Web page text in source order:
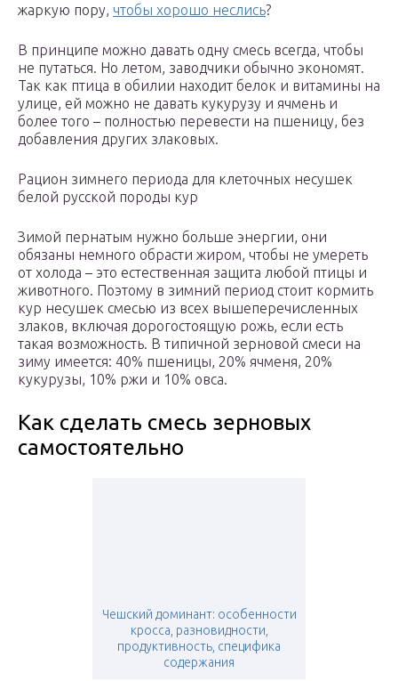
жаркую пору, чтобы хорошо неслись?
В принципе можно давать одну смесь всегда, чтобы
не путаться. Но летом, заводчики обычно экономят.
Так как птица в обилии находит белок и витамины на
улице, ей можно не давать кукурузу и ячмень и
более того – полностью перевести на пшеницу, без
добавления других злаковых.
Рацион зимнего периода для клеточных несушек
белой русской породы кур
Зимой пернатым нужно больше энергии, они
обязаны немного обрасти жиром, чтобы не умереть
от холода – это естественная защита любой птицы и
животного. Поэтому в зимний период стоит кормить
кур несушек смесью из всех вышеперечисленных
злаков, включая дорогостоящую рожь, если есть
такая возможность. В типичной зерновой смеси на
зиму имеется: 40% пшеницы, 20% ячменя, 20%
кукурузы, 10% ржи и 10% овса.
Как сделать смесь зерновых
самостоятельно
Чешский доминант: особенности
кросса, разновидности,
продуктивность, специфика
содержания